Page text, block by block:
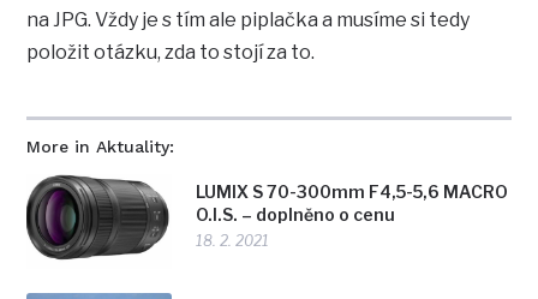
More in Aktuality:
LUMIX S 70-300mm F4,5-5,6 MACRO
O.I.S. – doplněno o cenu
18. 2. 2021
na JPG. Vždy je s tím ale piplačka a musíme si tedy
položit otázku, zda to stojí za to.